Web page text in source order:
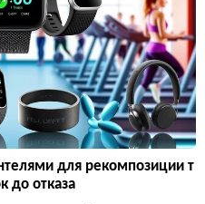
для рекомпозиции т
до отказа